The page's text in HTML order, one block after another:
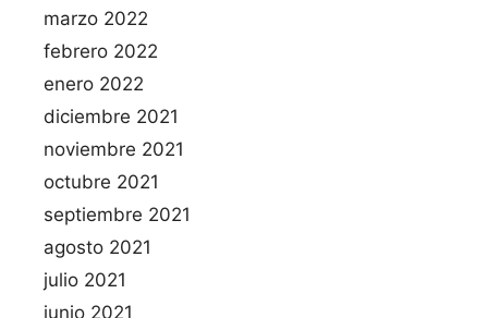
marzo 2022
febrero 2022
enero 2022
diciembre 2021
noviembre 2021
octubre 2021
septiembre 2021
agosto 2021
julio 2021
junio 2021